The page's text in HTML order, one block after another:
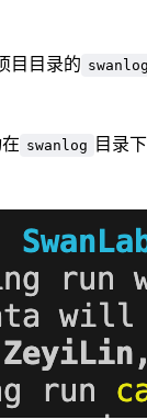
目目录的 swanlog
swanlog 目录